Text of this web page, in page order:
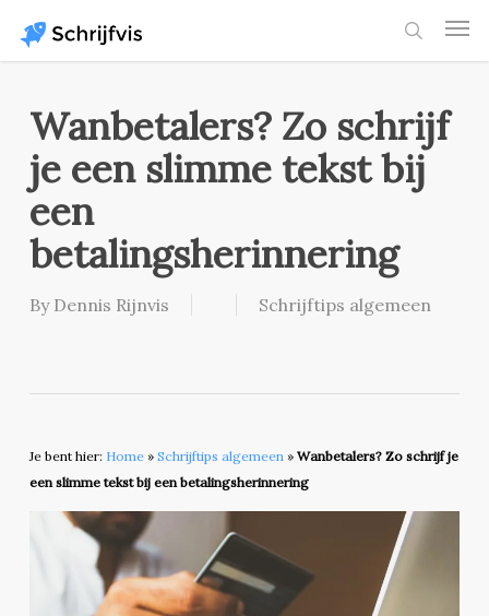
main
Wanbetalers? Zo schrijf
je een slimme tekst bij
een
betalingsherinnering
By Dennis Rijnvis Schrijftips algemeen
Je bent hier: Home» Schrijftips algemeen» Wanbetalers? Zo schrijf je
een slimme tekst bij een betalingsherinnering